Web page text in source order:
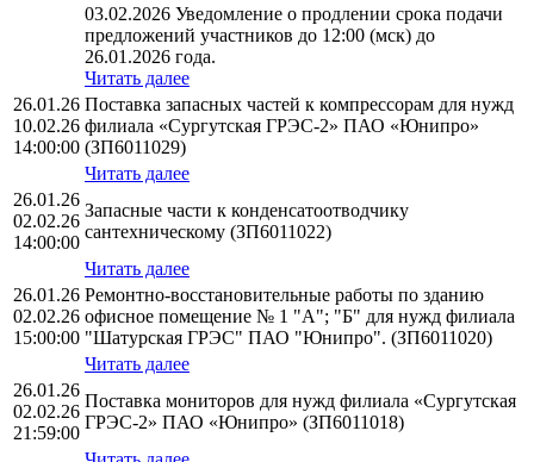
03.02.2026 Уведомление о продлении срока подачи
предложений участников до 12:00 (мск) до
26.01.2026 года.
Читать далее
26.01.26
10.02.26
14:00:00
Поставка запасных частей к компрессорам для нужд
филиала «Сургутская ГРЭС-2» ПАО «Юнипро»
(ЗП6011029)
Читать далее
26.01.26
02.02.26
14:00:00
Запасные части к конденсатоотводчику
сантехническому (ЗП6011022)
Читать далее
26.01.26
02.02.26
15:00:00
Ремонтно-восстановительные работы по зданию
офисное помещение № 1 "А"; "Б" для нужд филиала
"Шатурская ГРЭС" ПАО "Юнипро". (ЗП6011020)
Читать далее
26.01.26
02.02.26
21:59:00
Поставка мониторов для нужд филиала «Сургутская
ГРЭС-2» ПАО «Юнипро» (ЗП6011018)